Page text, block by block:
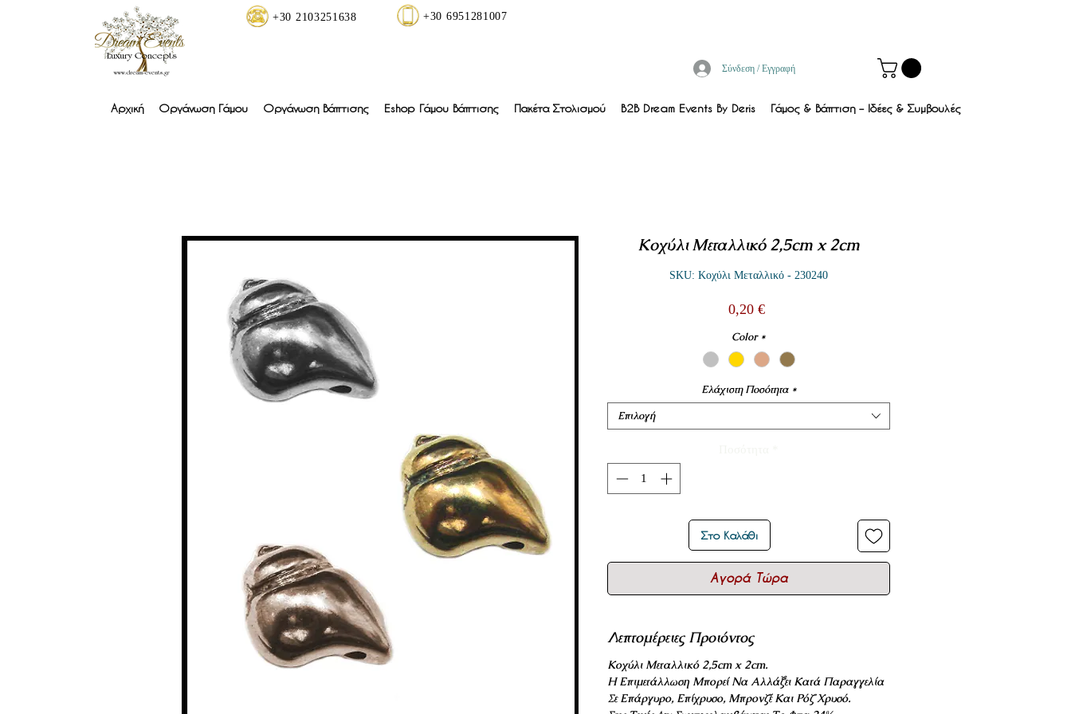
+30 2103251638 +30 6951281007
Σύνδεση / Εγγραφή
Αρχική Οργάνωση Γάμου Οργάνωση Βάπτισης Eshop Γάμου Βάπτισης Πακέτα Στολισμού B2B Dream Events By Deris Γάμος & Βάπτιση – Ιδέες & Συμβουλές
Κοχύλι Μεταλλικό 2,5cm x 2cm
SKU: Κοχύλι Μεταλλικό - 230240
0,20 €Τιμή
Color *
Ελάχιστη Ποσότητα *
Επιλογή
Στο Καλάθι
Αγορά Τώρα
Λεπτομέρειες Προιόντος
Κοχύλι Μεταλλικό 2,5cm x 2cm.
Η Επιμετάλλωση Μπορεί Να Αλλάξει Κατά Παραγγελία
Σε Επάργυρο, Επίχρυσο, Μπρονζέ Και Ρόζ Χρυσό.